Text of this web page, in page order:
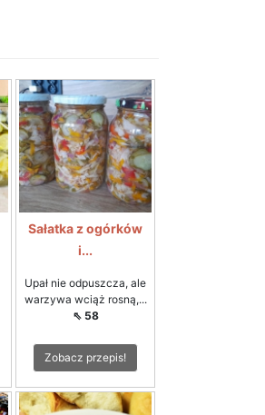
Sałatka z ogórków
i...
Upał nie odpuszcza, ale
warzywa wciąż rosną,...
⇖ 58
Zobacz przepis!